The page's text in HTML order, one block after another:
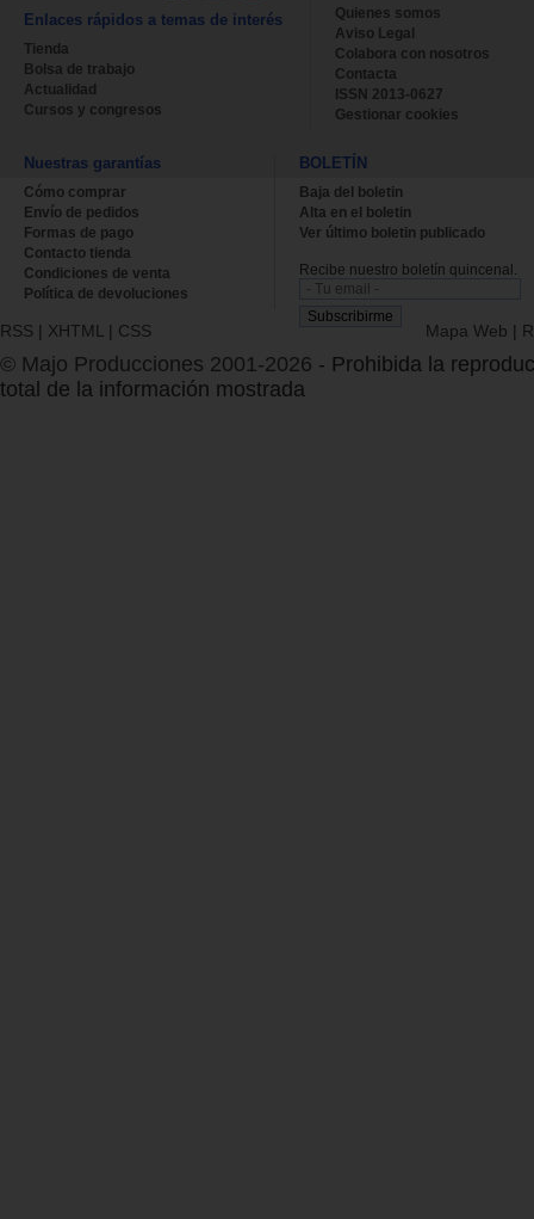
Enlaces rápidos a temas de interés
Tienda
Bolsa de trabajo
Actualidad
Cursos y congresos
Quienes somos
Aviso Legal
Colabora con nosotros
Contacta
ISSN 2013-0627
Gestionar cookies
Nuestras garantías
Cómo comprar
Envío de pedidos
Formas de pago
Contacto tienda
Condiciones de venta
Política de devoluciones
BOLETÍN
Baja del boletin
Alta en el boletin
Ver último boletin publicado
Recibe nuestro boletín quincenal.
RSS | XHTML | CSS Mapa Web |
© Majo Producciones 2001-2026 - Prohibida la
total de la información mostrada